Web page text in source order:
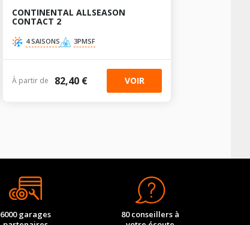
CONTINENTAL ALLSEASON
CONTACT 2
4 SAISONS 3PMSF
À partir de 82,40 € VOIR
6000 garages
80 conseillers à